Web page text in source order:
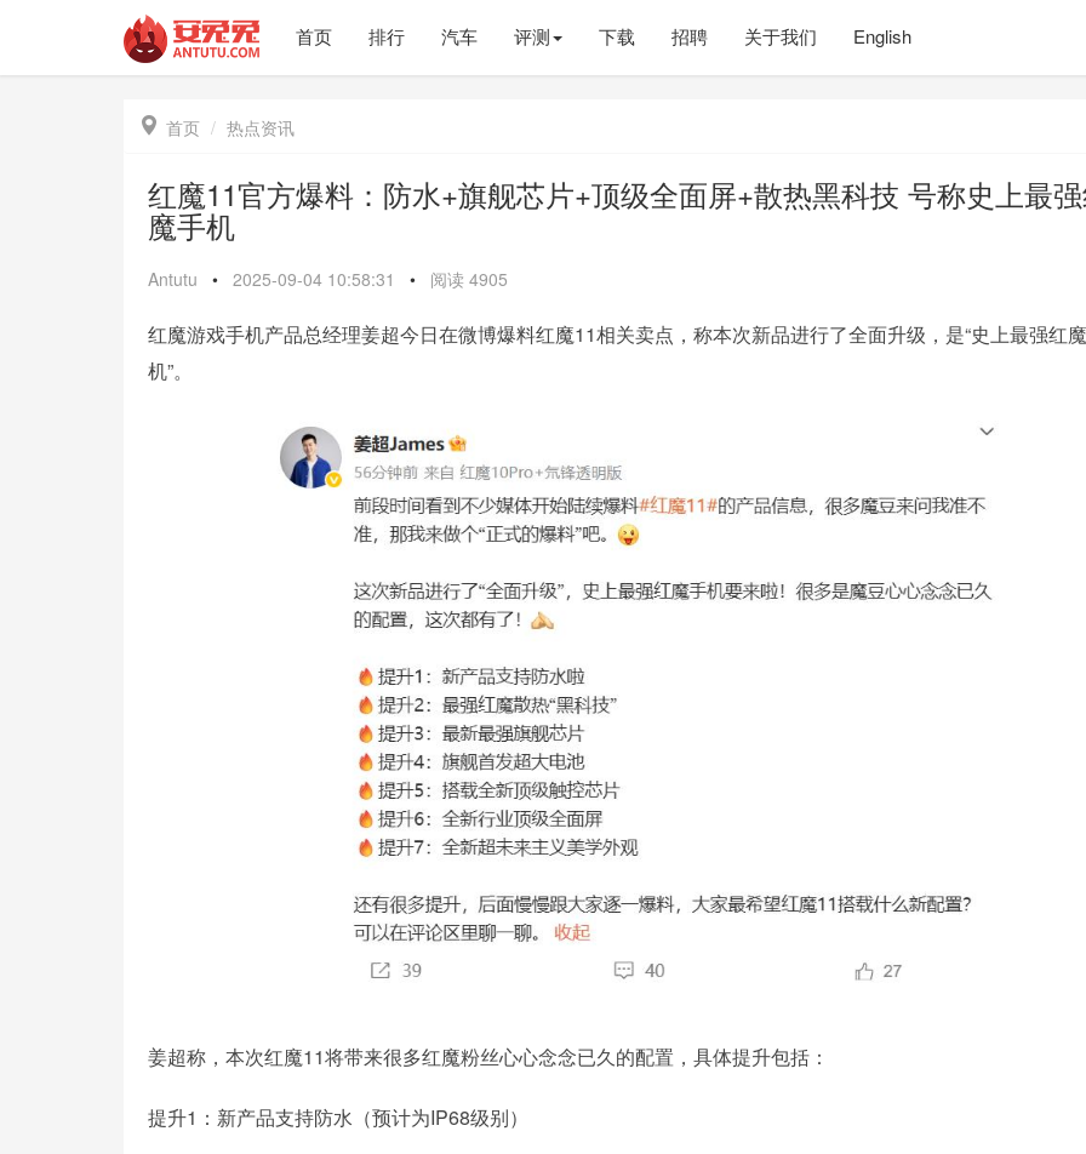
首页 排行 汽车 评测 下载 招聘 关于我们 English
 首页 热点资讯
红魔11官方爆料：防水+旗舰芯片+顶级全面屏+散热黑科技 号称史上最
魔手机
Antutu • 2025-09-04 10:58:31 • 阅读 4905
红魔游戏手机产品总经理姜超今日在微博爆料红魔11相关卖点，称本次新品进行了全面升级，是“史上最强红
机”。
姜超称，本次红魔11将带来很多红魔粉丝心心念念已久的配置，具体提升包括：
提升1：新产品支持防水（预计为IP68级别）